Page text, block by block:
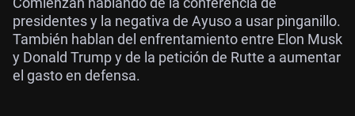
presidentes y la negativa de Ayuso a usar pinganillo.
También hablan del enfrentamiento entre Elon Musk
y Donald Trump y de la petición de Rutte a aumentar
el gasto en defensa.